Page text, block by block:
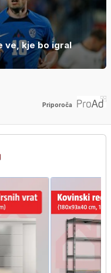
ve, kje bo igral
Priporoča